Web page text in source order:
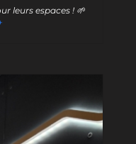
leurs espaces ! 🌱